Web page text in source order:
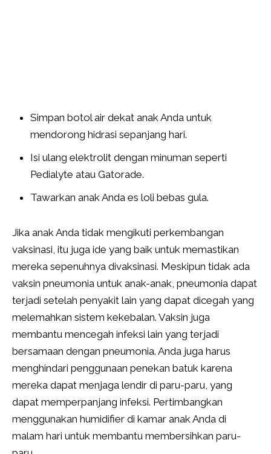
Simpan botol air dekat anak Anda untuk
mendorong hidrasi sepanjang hari.
Isi ulang elektrolit dengan minuman seperti
Pedialyte atau Gatorade.
Tawarkan anak Anda es loli bebas gula.
Jika anak Anda tidak mengikuti perkembangan
vaksinasi, itu juga ide yang baik untuk memastikan
mereka sepenuhnya divaksinasi. Meskipun tidak ada
vaksin pneumonia untuk anak-anak, pneumonia dapat
terjadi setelah penyakit lain yang dapat dicegah yang
melemahkan sistem kekebalan. Vaksin juga
membantu mencegah infeksi lain yang terjadi
bersamaan dengan pneumonia. Anda juga harus
menghindari penggunaan penekan batuk karena
mereka dapat menjaga lendir di paru-paru, yang
dapat memperpanjang infeksi. Pertimbangkan
menggunakan humidifier di kamar anak Anda di
malam hari untuk membantu membersihkan paru-